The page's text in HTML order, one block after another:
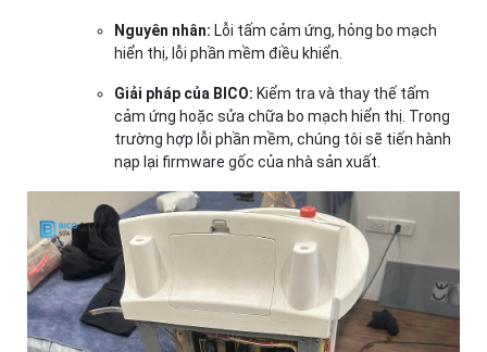
Nguyên nhân: Lỗi tấm cảm ứng, hỏng bo mạch
hiển thị, lỗi phần mềm điều khiển.
Giải pháp của BICO: Kiểm tra và thay thế tấm
cảm ứng hoặc sửa chữa bo mạch hiển thị. Trong
trường hợp lỗi phần mềm, chúng tôi sẽ tiến hành
nạp lại firmware gốc của nhà sản xuất.